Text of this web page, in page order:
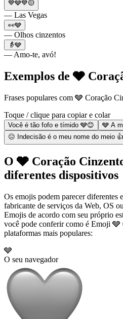
💙🩶💙🟡
— Las Vegas
👀🩶
— Olhos cinzentos
👵🩶
— Amo-te, avó!
Exemplos de 🩶
Frases populares com 🩶 Coração
Toque / clique para copiar e colar
Você é tão fofo e tímido 🩶😊
🩶 A
😑 Indecisão é o meu nome do meio
O 🩶 Coração
diferentes dispositivos
Os emojis podem parecer diferentes
fabricante de serviços da Web, OS
Emojis de acordo com seu próprio
você pode conferir como é Emoji 🩶
plataformas mais populares:
🩶
O seu navegador